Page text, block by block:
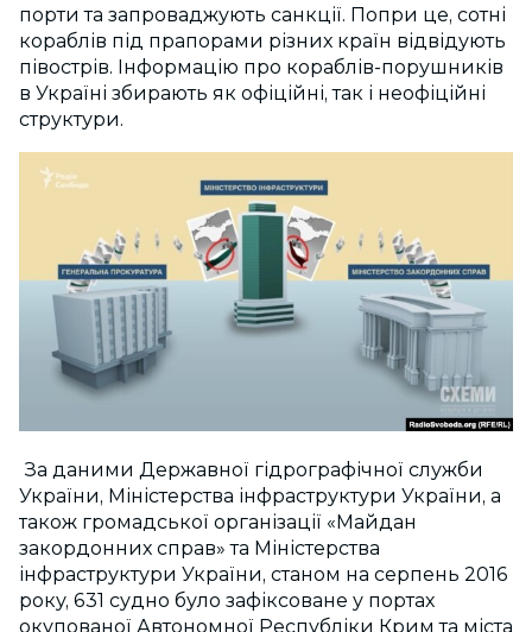
порти та запроваджують санкції. Попри це, сотні
кораблів під прапорами різних країн відвідують
півострів. Інформацію про кораблів-порушників
в Україні збирають як офіційні, так і неофіційні
структури.
За даними Державної гідрографічної служби
України, Міністерства інфраструктури України, а
також громадської організації «Майдан
закордонних справ» та Міністерства
інфраструктури України, станом на серпень 2016
року, 631 судно було зафіксоване у портах
окупованої Автономної Республіки Крим та міста